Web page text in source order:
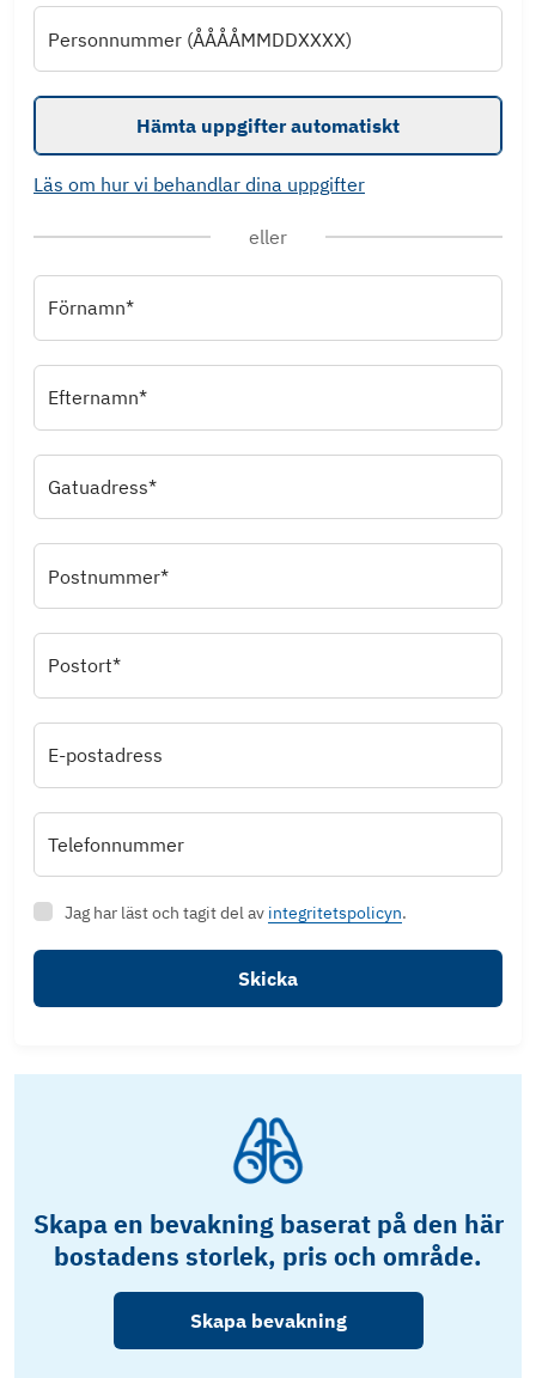
Personnummer (ÅÅÅÅMMDDXXXX)
Hämta uppgifter automatiskt
Läs om hur vi behandlar dina uppgifter
eller
Förnamn*
Efternamn*
Gatuadress*
Postnummer*
Postort*
E-postadress
Telefonnummer
Jag har läst och tagit del av integritetspolicyn.
Skicka
Skapa en bevakning baserat på den här
bostadens storlek, pris och område.
Skapa bevakning